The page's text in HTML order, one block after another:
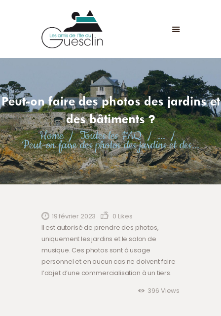
Peut-on faire des photos des jardins et
des bâtiments ?
Home
Toutes les FAQ ...
Peut-on faire des photos des jardins et des...
LES AMIS DE L'ÎLE DU GUESCLIN
LE FORT ET L’ÎLE
ASSOCIATION
ADHÉSION
ANIMATIONS
ACTUALITÉS
CONTACT
19 février 2023 0 Likes
Il est autorisé de prendre des photos,
uniquement les jardins et le salon de
musique. Ces photos sont à usage
personnel et en aucun cas ne doivent faire
l’objet d’une commercialisation à un tiers.
396 Views